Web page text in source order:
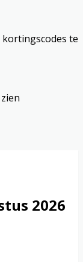
te
2026